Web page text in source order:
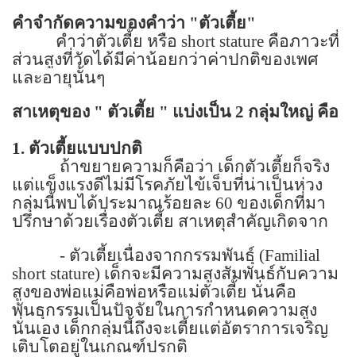
คำจำกัดความของคำว่า "ตัวเตี้ย"
คำว่าตัวเตี้ย หรือ short stature คือภาวะที่
ส่วนสูงที่วัดได้มีค่าน้อยกว่าค่าปกติของเพศ
และอายุนั้นๆ
สาเหตุของ " ตัวเตี้ย " แบ่งเป็น 2 กลุ่มใหญ่ คือ
1. ตัวเตี้ยแบบปกติ
ถ้าขยายความก็คือว่า เด็กตัวเตี้ยก็จริง
แต่แข็งแรงดีไม่มีโรคภัยไข้เจ็บที่น่าเป็นห่วง
กลุ่มนี้พบได้ประมาณร้อยละ 60 ของเด็กที่มา
ปรึกษาด้วยเรื่องตัวเตี้ย สาเหตุสำคัญเกิดจาก
- ตัวเตี้ยเนื่องจากกรรมพันธุ์ (Familial
short stature) เด็กจะมีความสูงสัมพันธ์กับความ
สูงของพ่อแม่คือพ่อหรือแม่ตัวเตี้ย นั่นคือ
พันธุกรรมเป็นปัจจัยในการกำหนดความสูง
นั่นเอง เด็กกลุ่มนี้ถึงจะเตี้ยแต่อัตราการเจริญ
เติบโตอยู่ในเกณฑ์ปรกติ